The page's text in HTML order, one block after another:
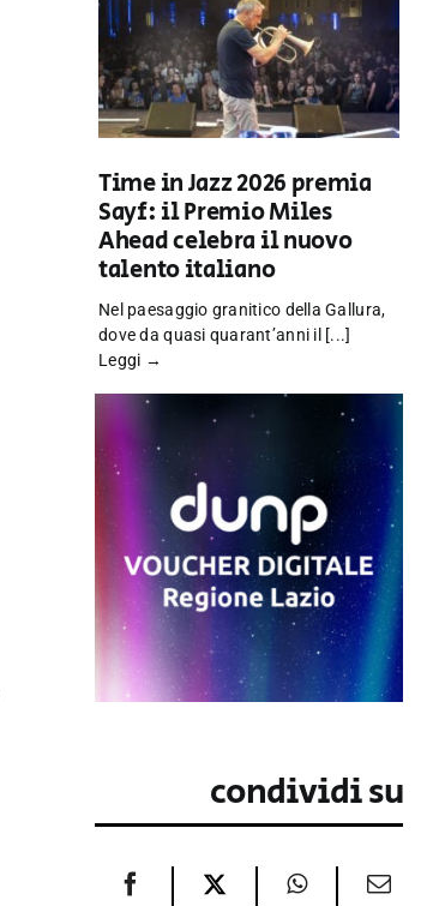
Time in Jazz 2026 premia
Sayf: il Premio Miles
Ahead celebra il nuovo
talento italiano
Nel paesaggio granitico della Gallura,
dove da quasi quarant’anni il [...]
Leggi →
condividi su